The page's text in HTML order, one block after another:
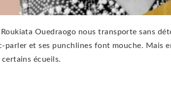
Ouedraogo nous transporte sans
parler et ses punchlines font mouche. Mais
certains écueils.